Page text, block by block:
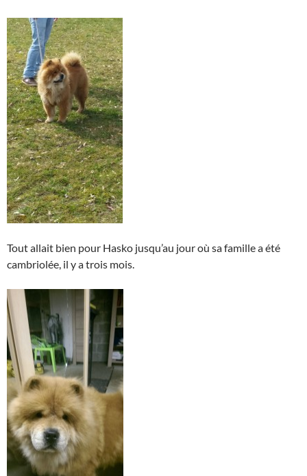
Tout allait bien pour Hasko jusqu’au jour où sa famille a été
cambriolée, il y a trois mois.